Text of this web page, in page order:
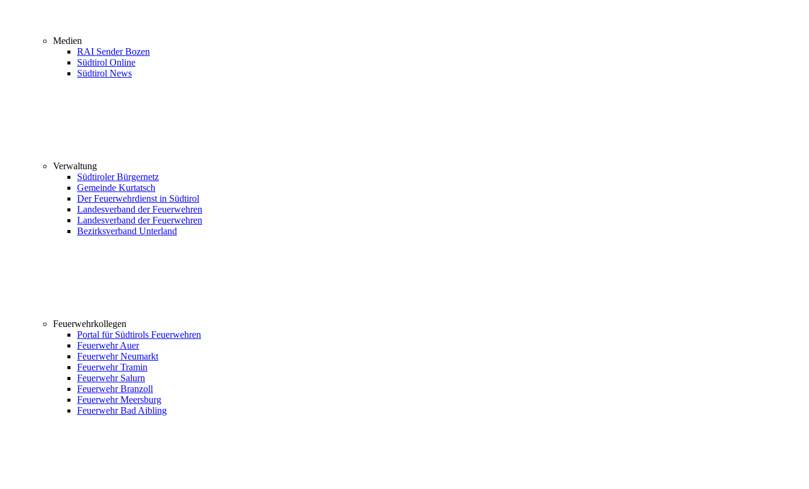
Medien
RAI Sender Bozen
Südtirol Online
Südtirol News
Verwaltung
Südtiroler Bürgernetz
Gemeinde Kurtatsch
Der Feuerwehrdienst in Südtirol
Landesverband der Feuerwehren
Landesverband der Feuerwehren
Bezirksverband Unterland
Feuerwehrkollegen
Portal für Südtirols Feuerwehren
Feuerwehr Auer
Feuerwehr Neumarkt
Feuerwehr Tramin
Feuerwehr Salurn
Feuerwehr Branzoll
Feuerwehr Meersburg
Feuerwehr Bad Aibling